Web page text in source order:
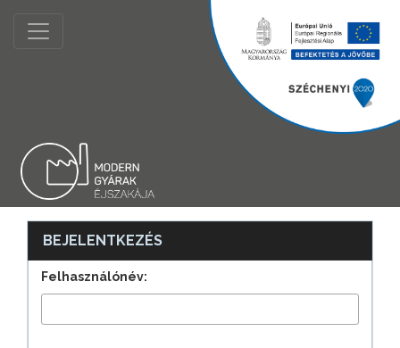
BEJELENTKEZÉS
Felhasználónév: